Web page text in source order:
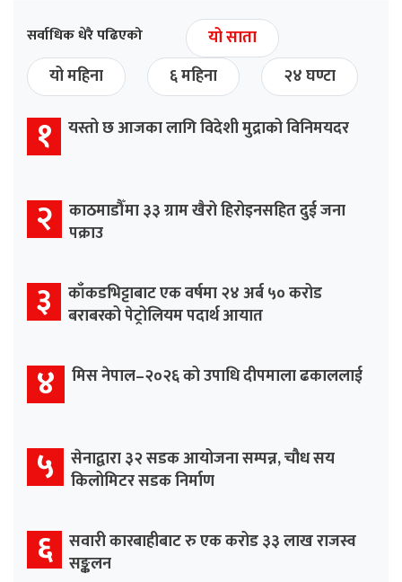
सर्वाधिक धेरै पढिएको
यो साता
यो महिना
६ महिना २४ घण्टा
१ यस्तो छ आजका लागि विदेशी मुद्राको विनिमयदर
२ काठमाडौँमा ३३ ग्राम खैरो हिरोइनसहित दुई जना
पक्राउ
३ काँकडभिट्टाबाट एक वर्षमा २४ अर्ब ५० करोड
बराबरको पेट्रोलियम पदार्थ आयात
४ मिस नेपाल–२०२६ को उपाधि दीपमाला ढकाललाई
५ सेनाद्वारा ३२ सडक आयोजना सम्पन्न, चौध सय
किलोमिटर सडक निर्माण
६ सवारी कारबाहीबाट रु एक करोड ३३ लाख राजस्व
सङ्कलन